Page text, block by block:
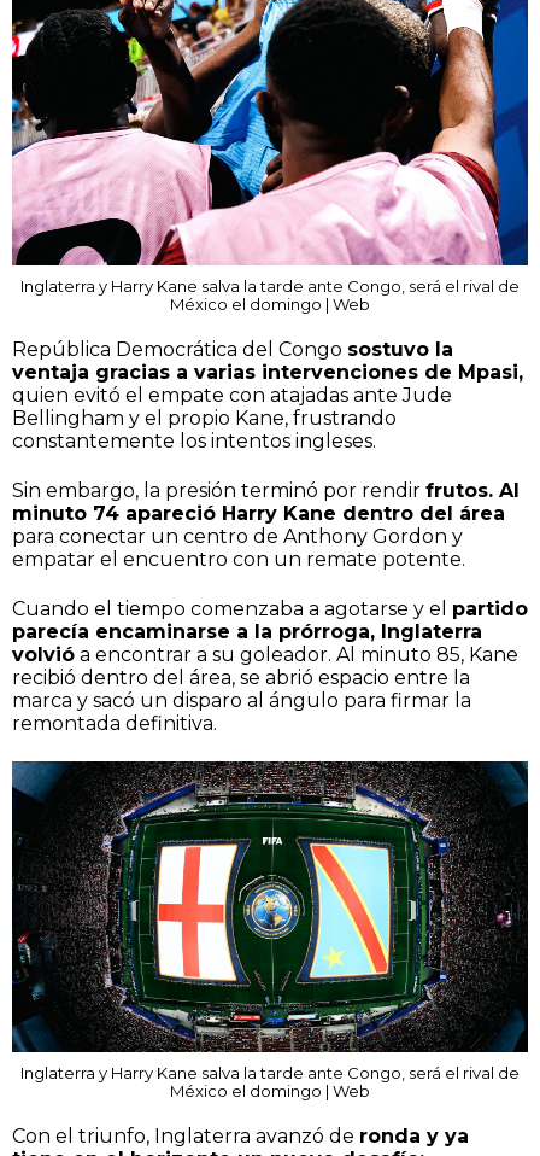
Inglaterra y Harry Kane salva la tarde ante Congo, será el rival de
México el domingo | Web
República Democrática del Congo sostuvo la
ventaja gracias a varias intervenciones de Mpasi,
quien evitó el empate con atajadas ante Jude
Bellingham y el propio Kane, frustrando
constantemente los intentos ingleses.
Sin embargo, la presión terminó por rendir frutos. Al
minuto 74 apareció Harry Kane dentro del área
para conectar un centro de Anthony Gordon y
empatar el encuentro con un remate potente.
Cuando el tiempo comenzaba a agotarse y el partido
parecía encaminarse a la prórroga, Inglaterra
volvió a encontrar a su goleador. Al minuto 85, Kane
recibió dentro del área, se abrió espacio entre la
marca y sacó un disparo al ángulo para firmar la
remontada definitiva.
Inglaterra y Harry Kane salva la tarde ante Congo, será el rival de
México el domingo | Web
Con el triunfo, Inglaterra avanzó de ronda y ya